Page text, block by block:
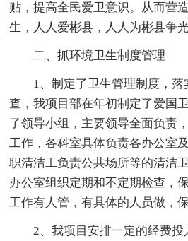
贴，提高全民爱卫意识。从而营
生，人人爱彬县，人人为彬县争
二、抓环境卫生制度管理
1、制定了卫生管理制度，
查，我项目部在年初制定了爱国
了领导小组，主要领导全面负责
工作，各科室具体负责各办公室
职清洁工负责公共场所等的清洁
办公室组织定期和不定期检查，
工作有人管，有具体的人员做，
2、我项目安排一定的经费